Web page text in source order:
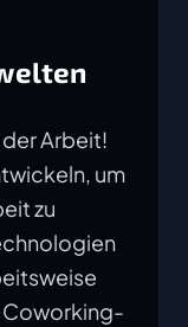
der Arbeit!
um
zu
Coworking-